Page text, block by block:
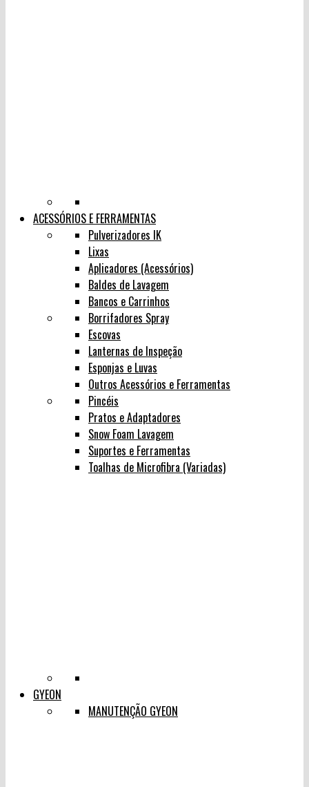
ACESSÓRIOS E FERRAMENTAS
Pulverizadores IK
Lixas
Aplicadores (Acessórios)
Baldes de Lavagem
Bancos e Carrinhos
Borrifadores Spray
Escovas
Lanternas de Inspeção
Esponjas e Luvas
Outros Acessórios e Ferramentas
Pincéis
Pratos e Adaptadores
Snow Foam Lavagem
Suportes e Ferramentas
Toalhas de Microfibra (Variadas)
GYEON
MANUTENÇÃO GYEON